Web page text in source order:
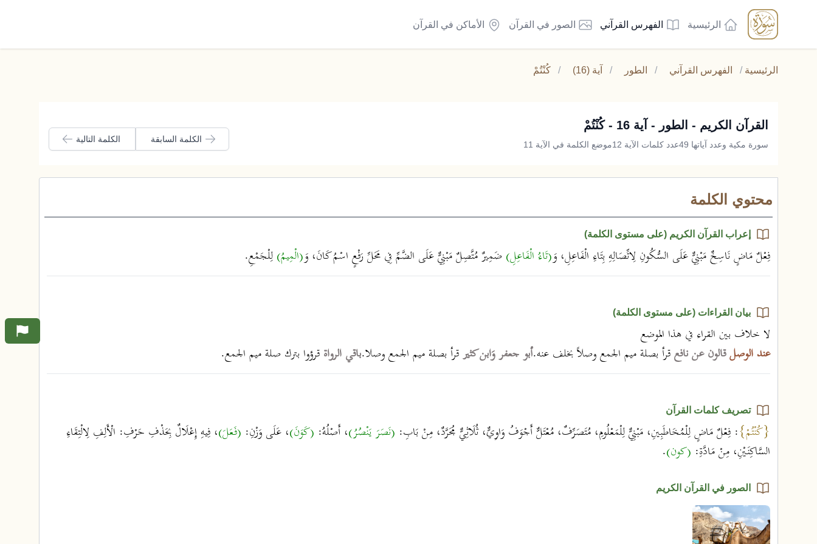
الرئيسية الفهرس القرآني الصور في القرآن الأماكن في القرآن
الرئيسية / الفهرس القرآني / الطور / آية (16) / كُنْتُمْ
القرآن الكريم - الطور - آية 16 - كُنْتُمْ
سورة مكية وعدد آياتها 49 عدد كلمات الآية 12 موضع الكلمة في الآية 11
الكلمة السابقة الكلمة التالية
محتوي الكلمة
إعراب القرآن الكريم (على مستوى الكلمة)
فِعْلٌ مَاضٍ نَاسِخٌ مَبْنِيٌّ عَلَى السُّكُونِ لِاتِّصَالِهِ بِتَاءِ الْفَاعِلِ، وَ(تَاءُ الْفَاعِلِ)ضَمِيرٌ مُتَّصِلٌ مَبْنِيٌّ عَلَى الضَّمِّ فِي مَحَلِّ رَفْعٍ اسْمُ كَانَ، وَ(الْمِيمُ)لِلْجَمْعِ.
بيان القراءات (على مستوى الكلمة)
لا خلاف بين القراء في هذا الموضع
عند الوصلقالون عن نافعقرأ بصلة ميم الجمع وصلاً بخلف عنه.أبو جعفر وَابن كثيرقرأ بصلة ميم الجمع وصلا.باقي الرواةقرؤوا بترك صلة ميم الجمع.
تصريف كلمات القرآن
{كُنْتُمْ}: فِعْلٌ مَاضٍ لِلْمُخَاطَبِينِ، مَبْنِيٌّ لِلْمَعْلُومِ، مُتَصَرِّفٌ، مُعْتَلٌّ أَجْوَفُ وَاوِيٌّ، ثُلَاثِيٌّ مُجَرَّدٌ، مِنْ بَابِ: (نَصَرَ يَنْصُرُ)، أَصْلُهُ: (كَوَنَ)، عَلَى وَزْنِ: (فَعَلَ)، فِيهِ إِعْلَالٌ بِحَذْفِ حَرْفِ: الْأَلِفِ لِالْتِقَاءِ
السَّاكِنَيْنِ، مِنْ مَادَّةِ: (كون).
الصور في القرآن الكريم